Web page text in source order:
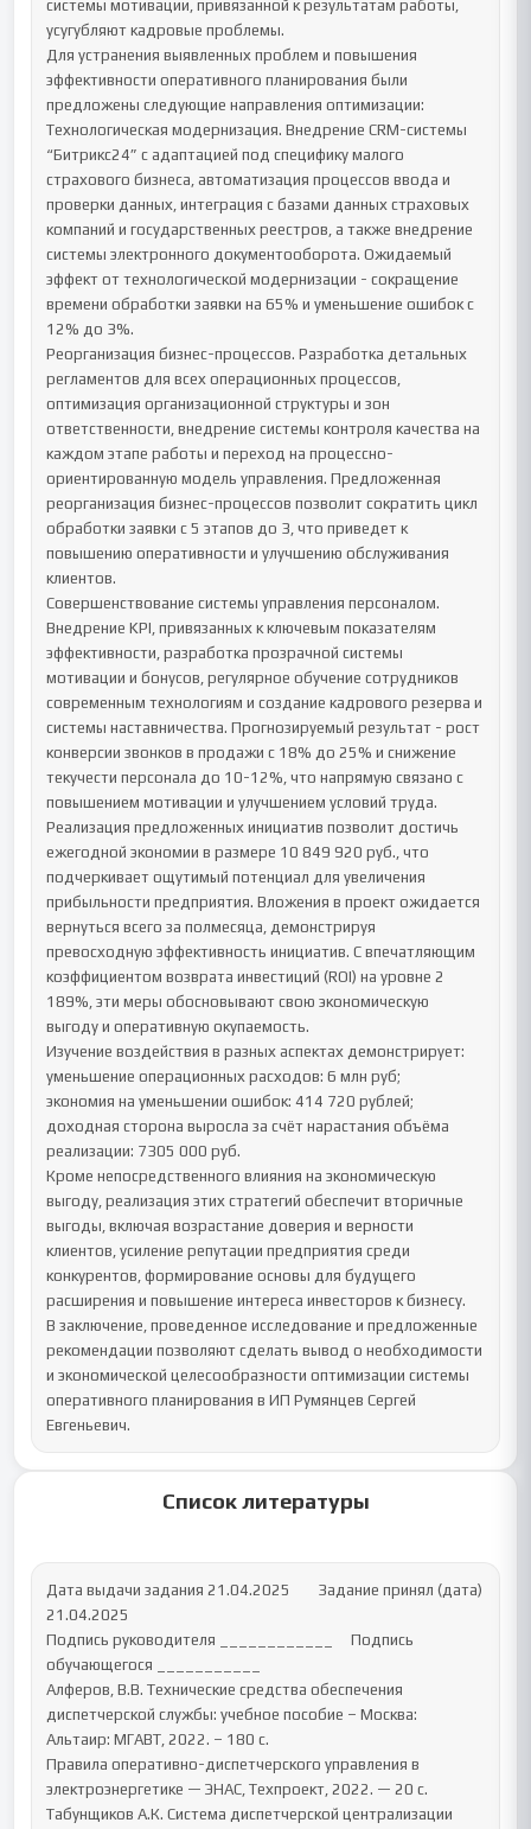
системы мотивации, привязанной к результатам работы,
усугубляют кадровые проблемы.
Для устранения выявленных проблем и повышения
эффективности оперативного планирования были
предложены следующие направления оптимизации:
Технологическая модернизация. Внедрение CRM-системы
“Битрикс24” с адаптацией под специфику малого
страхового бизнеса, автоматизация процессов ввода и
проверки данных, интеграция с базами данных страховых
компаний и государственных реестров, а также внедрение
системы электронного документооборота. Ожидаемый
эффект от технологической модернизации - сокращение
времени обработки заявки на 65% и уменьшение ошибок с
12% до 3%.
Реорганизация бизнес-процессов. Разработка детальных
регламентов для всех операционных процессов,
оптимизация организационной структуры и зон
ответственности, внедрение системы контроля качества на
каждом этапе работы и переход на процессно-
ориентированную модель управления. Предложенная
реорганизация бизнес-процессов позволит сократить цикл
обработки заявки с 5 этапов до 3, что приведет к
повышению оперативности и улучшению обслуживания
клиентов.
Совершенствование системы управления персоналом.
Внедрение KPI, привязанных к ключевым показателям
эффективности, разработка прозрачной системы
мотивации и бонусов, регулярное обучение сотрудников
современным технологиям и создание кадрового резерва и
системы наставничества. Прогнозируемый результат - рост
конверсии звонков в продажи с 18% до 25% и снижение
текучести персонала до 10-12%, что напрямую связано с
повышением мотивации и улучшением условий труда.
Реализация предложенных инициатив позволит достичь
ежегодной экономии в размере 10 849 920 руб., что
подчеркивает ощутимый потенциал для увеличения
прибыльности предприятия. Вложения в проект ожидается
вернуться всего за полмесяца, демонстрируя
превосходную эффективность инициатив. С впечатляющим
коэффициентом возврата инвестиций (ROI) на уровне 2
189%, эти меры обосновывают свою экономическую
выгоду и оперативную окупаемость.
Изучение воздействия в разных аспектах демонстрирует:
уменьшение операционных расходов: 6 млн руб;
экономия на уменьшении ошибок: 414 720 рублей;
доходная сторона выросла за счёт нарастания объёма
реализации: 7305 000 руб.
Кроме непосредственного влияния на экономическую
выгоду, реализация этих стратегий обеспечит вторичные
выгоды, включая возрастание доверия и верности
клиентов, усиление репутации предприятия среди
конкурентов, формирование основы для будущего
расширения и повышение интереса инвесторов к бизнесу.
В заключение, проведенное исследование и предложенные
рекомендации позволяют сделать вывод о необходимости
и экономической целесообразности оптимизации системы
оперативного планирования в ИП Румянцев Сергей
Евгеньевич.
Список литературы
Дата выдачи задания 21.04.2025        Задание принял (дата)
21.04.2025
Подпись руководителя ____________     Подпись
обучающегося ___________
Алферов, В.В. Технические средства обеспечения
диспетчерской службы: учебное пособие – Москва:
Альтаир: МГАВТ, 2022. – 180 с.
Правила оперативно-диспетчерского управления в
электроэнергетике — ЭНАС, Техпроект, 2022. — 20 c.
Табунщиков А.К. Система диспетчерской централизации